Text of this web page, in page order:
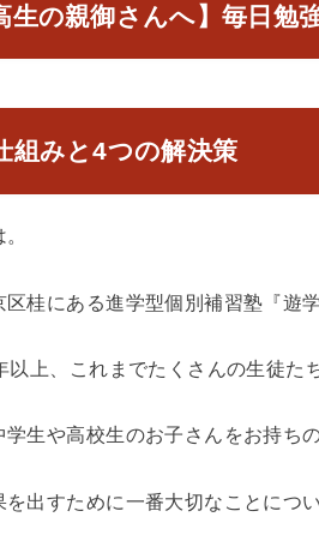
生の親御さんへ】毎日勉
組みと4つの解決策
桂にある進学型個別補習塾『遊
以上、これまでたくさんの生徒た
生や高校生のお子さんをお持ち
出すために一番大切なことにつ